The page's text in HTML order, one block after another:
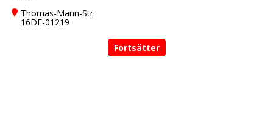
Thomas-Mann-Str.
16DE-01219
Fortsätter